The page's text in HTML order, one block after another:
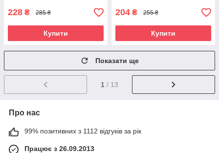
228 ₴ 285 ₴
Купити
204 ₴ 255 ₴
Купити
Показати ще
1 / 13
Про нас
99% позитивних з 1112 відгуків за рік
Працює з 26.09.2013